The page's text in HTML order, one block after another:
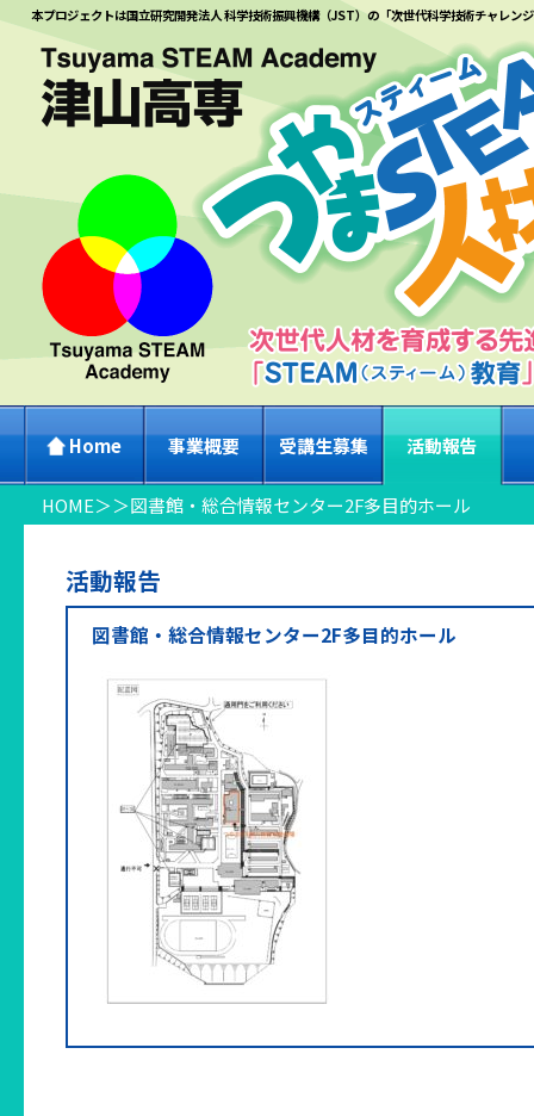
本プロジェクトは国立研究開発法人 科学技術振興機構（JST）の「次世代科学技術チャレン
Home 事業概要 受講生募集 活動報告
HOME＞＞図書館・総合情報センター2F多目的ホール
活動報告
図書館・総合情報センター2F多目的ホール